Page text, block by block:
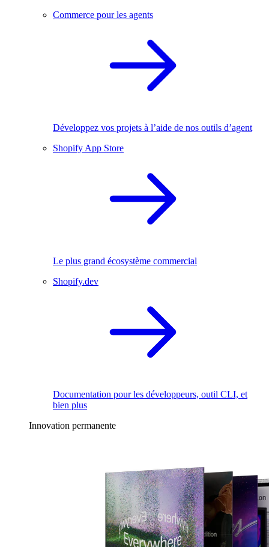
Commerce pour les agents
Développez vos projets à l’aide de nos outils d’agent
Shopify App Store
Le plus grand écosystème commercial
Shopify.dev
Documentation pour les développeurs, outil CLI, et
bien plus
Innovation permanente